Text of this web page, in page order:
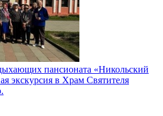
пансионата «Никольский
экскурсия в Храм Святителя